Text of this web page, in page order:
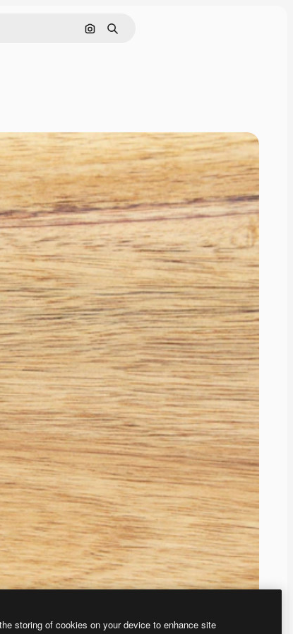
Поиск по изображению
Поиск
storing of cookies on your device to enhance site